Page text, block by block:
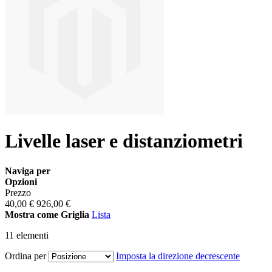
Livelle laser e distanziometri
Naviga per
Opzioni
Prezzo
40,00 € 926,00 €
Mostra come Griglia Lista
11 elementi
Ordina per
Imposta la direzione decrescente